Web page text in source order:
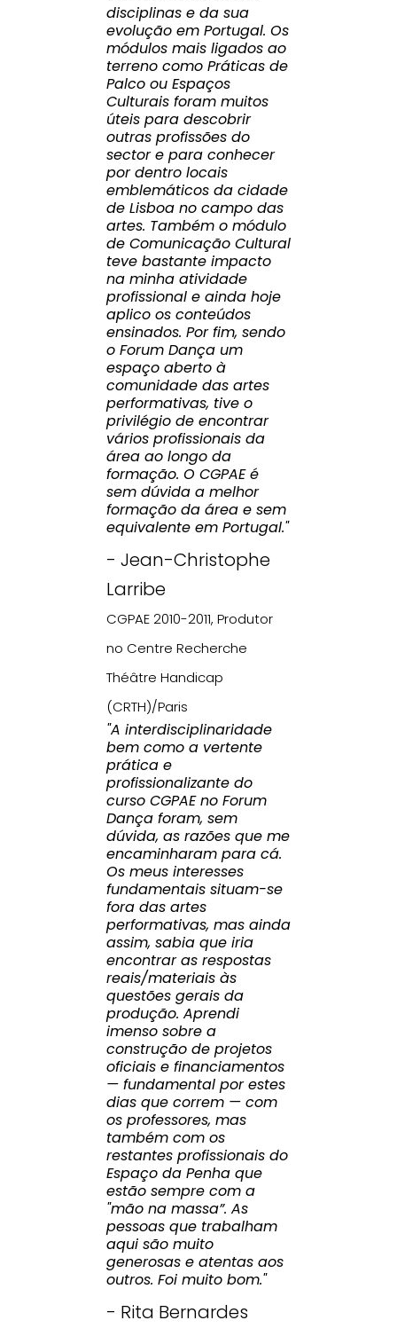
disciplinas e da sua
evolução em Portugal. Os
módulos mais ligados ao
terreno como Práticas de
Palco ou Espaços
Culturais foram muitos
úteis para descobrir
outras profissões do
sector e para conhecer
por dentro locais
emblemáticos da cidade
de Lisboa no campo das
artes. Também o módulo
de Comunicação Cultural
teve bastante impacto
na minha atividade
profissional e ainda hoje
aplico os conteúdos
ensinados. Por fim, sendo
o Forum Dança um
espaço aberto à
comunidade das artes
performativas, tive o
privilégio de encontrar
vários profissionais da
área ao longo da
formação. O CGPAE é
sem dúvida a melhor
formação da área e sem
equivalente em Portugal."
- Jean-Christophe
Larribe
CGPAE 2010-2011, Produtor
no Centre Recherche
Théâtre Handicap
(CRTH)/Paris
"A interdisciplinaridade
bem como a vertente
prática e
profissionalizante do
curso CGPAE no Forum
Dança foram, sem
dúvida, as razões que me
encaminharam para cá.
Os meus interesses
fundamentais situam-se
fora das artes
performativas, mas ainda
assim, sabia que iria
encontrar as respostas
reais/materiais às
questões gerais da
produção. Aprendi
imenso sobre a
construção de projetos
oficiais e financiamentos
— fundamental por estes
dias que correm — com
os professores, mas
também com os
restantes profissionais do
Espaço da Penha que
estão sempre com a
"mão na massa”. As
pessoas que trabalham
aqui são muito
generosas e atentas aos
outros. Foi muito bom."
- Rita Bernardes